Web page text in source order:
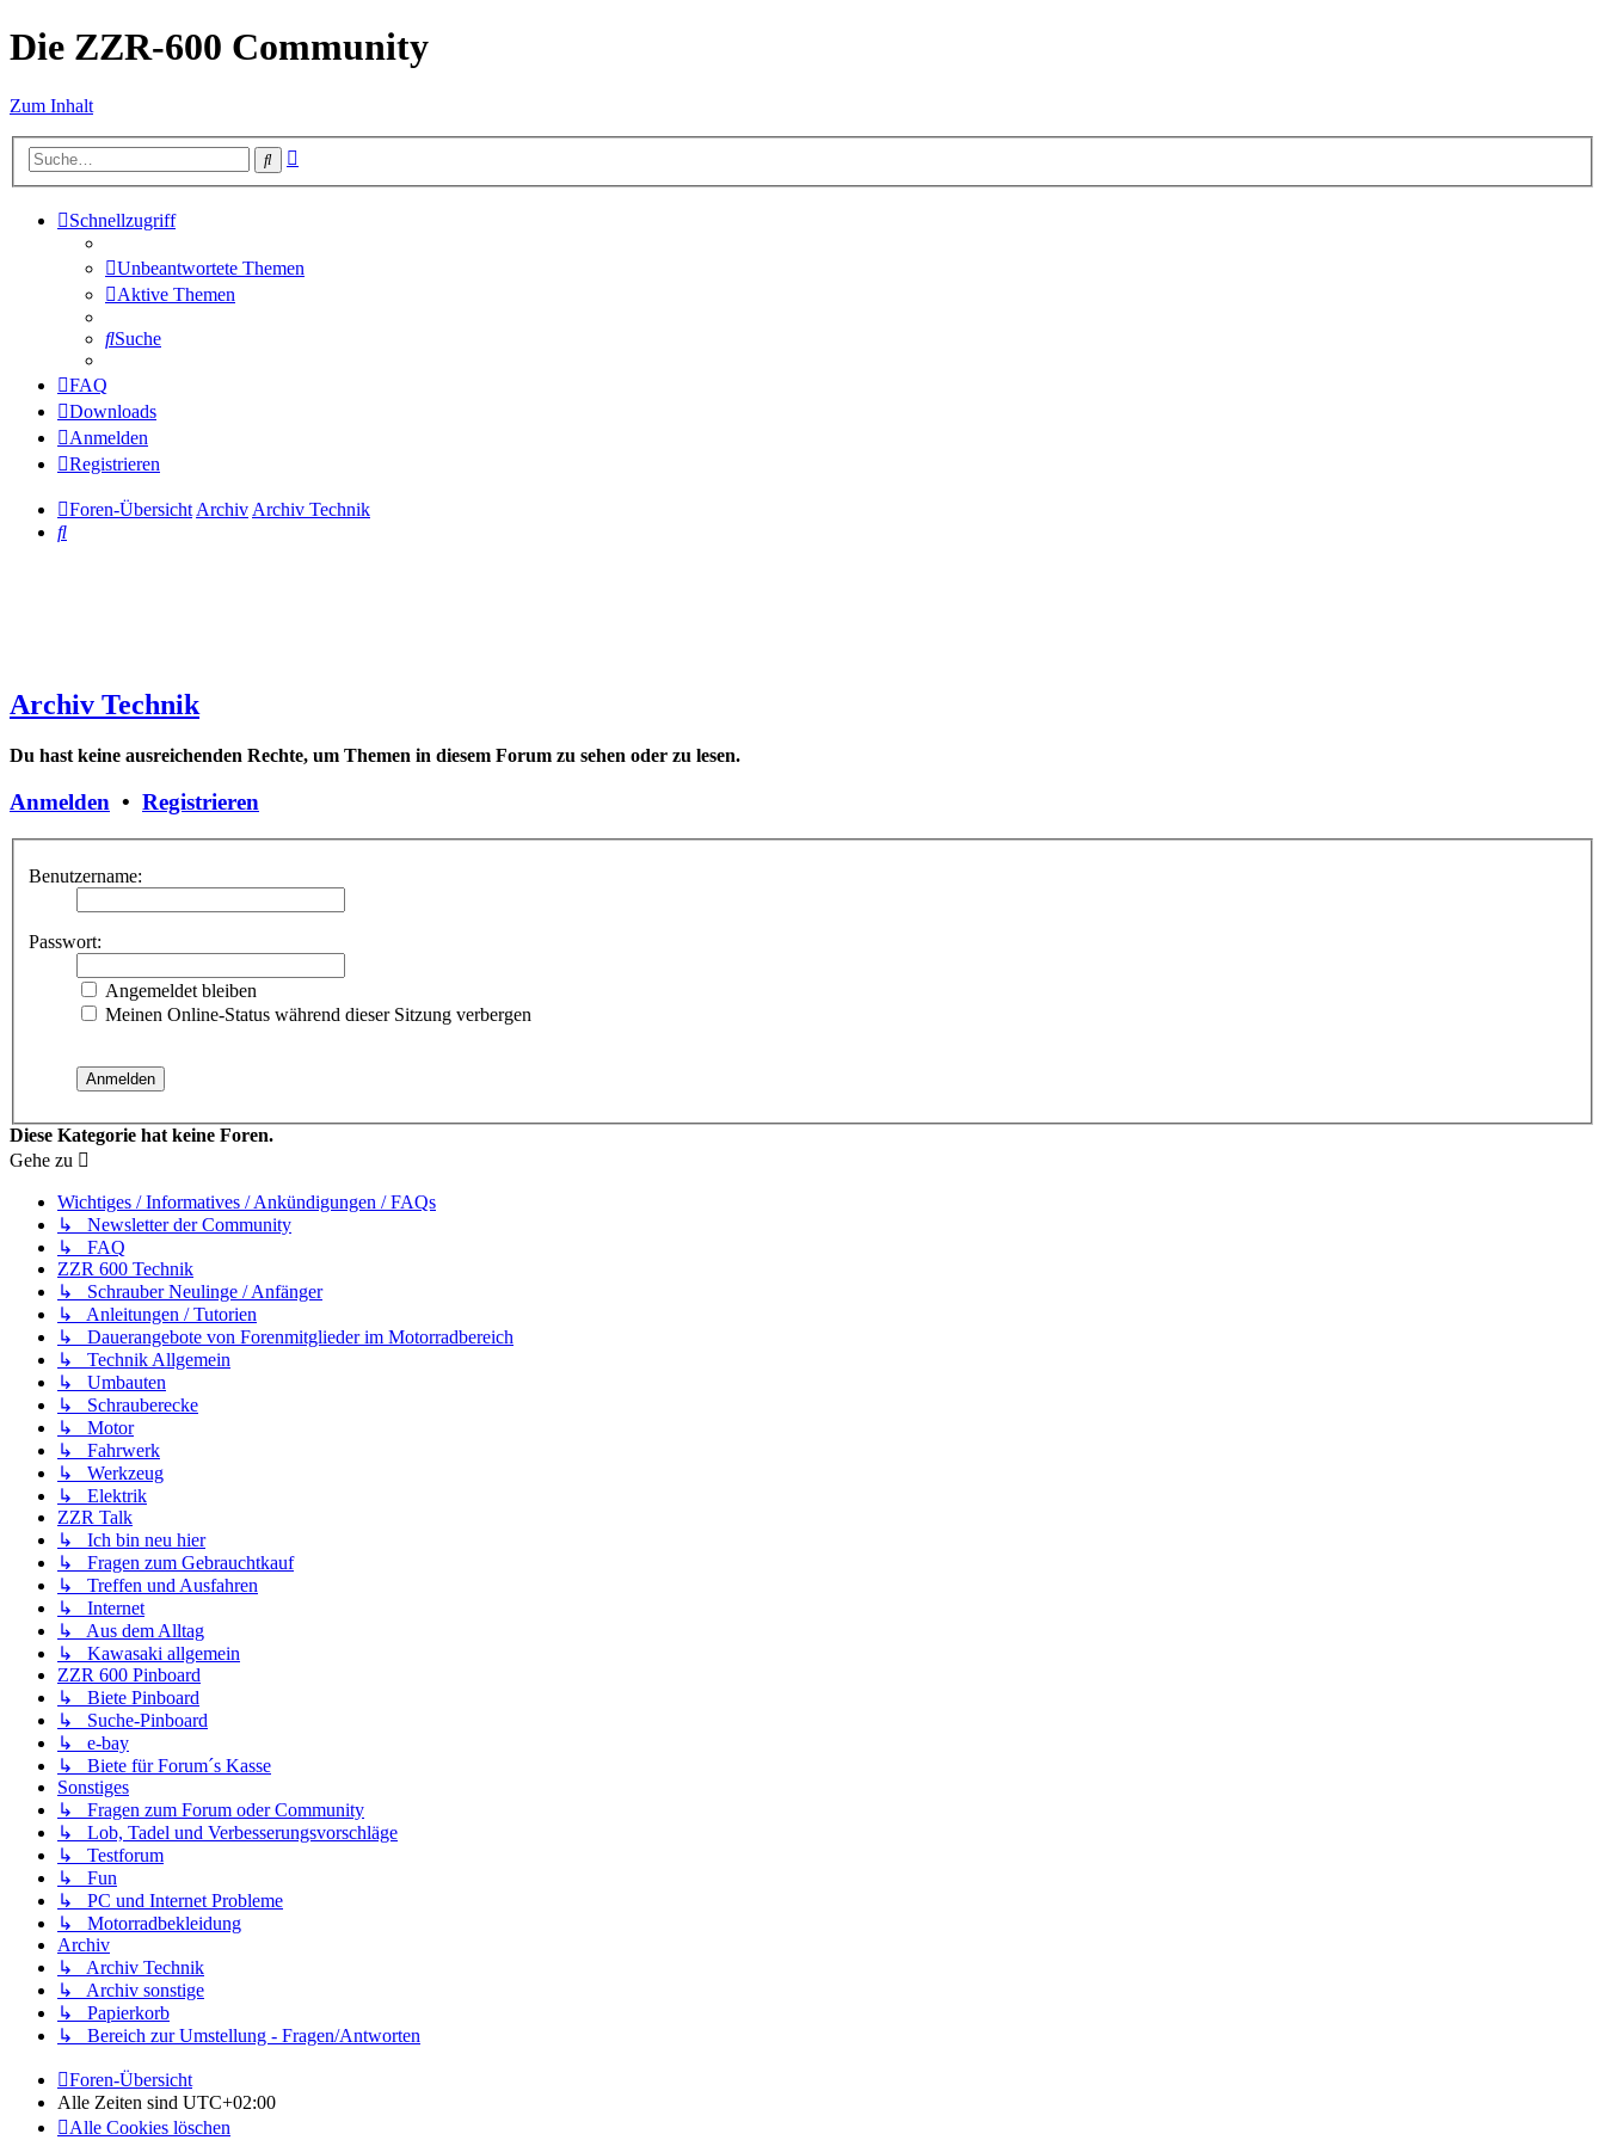
Die ZZR-600 Community
Zum Inhalt
Suche
Schnellzugriff
Unbeantwortete Themen
Aktive Themen
Suche
FAQ
Downloads
Anmelden
Registrieren
Foren-ÜbersichtArchivArchiv Technik
Suche
Archiv Technik
Du hast keine ausreichenden Rechte, um Themen in diesem Forum zu sehen oder zu lesen.
Anmelden • Registrieren
Benutzername:
Passwort:
Angemeldet bleiben
Meinen Online-Status während dieser Sitzung verbergen
Diese Kategorie hat keine Foren.
Gehe zu
Wichtiges / Informatives / Ankündigungen / FAQs
↳ Newsletter der Community
↳ FAQ
ZZR 600 Technik
↳ Schrauber Neulinge / Anfänger
↳ Anleitungen / Tutorien
↳ Dauerangebote von Forenmitglieder im Motorradbereich
↳ Technik Allgemein
↳ Umbauten
↳ Schrauberecke
↳ Motor
↳ Fahrwerk
↳ Werkzeug
↳ Elektrik
ZZR Talk
↳ Ich bin neu hier
↳ Fragen zum Gebrauchtkauf
↳ Treffen und Ausfahren
↳ Internet
↳ Aus dem Alltag
↳ Kawasaki allgemein
ZZR 600 Pinboard
↳ Biete Pinboard
↳ Suche-Pinboard
↳ e-bay
↳ Biete für Forum´s Kasse
Sonstiges
↳ Fragen zum Forum oder Community
↳ Lob, Tadel und Verbesserungsvorschläge
↳ Testforum
↳ Fun
↳ PC und Internet Probleme
↳ Motorradbekleidung
Archiv
↳ Archiv Technik
↳ Archiv sonstige
↳ Papierkorb
↳ Bereich zur Umstellung - Fragen/Antworten
Foren-Übersicht
Alle Zeiten sind UTC+02:00
Alle Cookies löschen